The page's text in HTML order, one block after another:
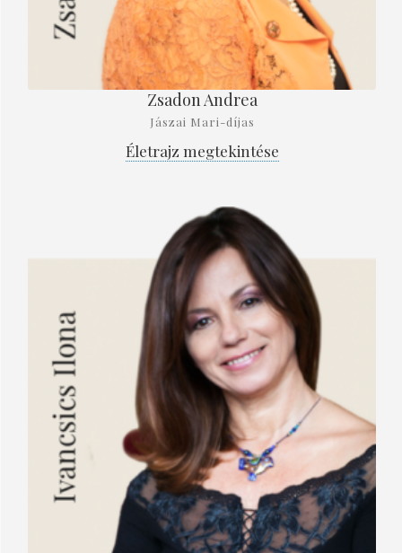
Zsadon Andrea
Jászai Mari-díjas
Életrajz megtekintése